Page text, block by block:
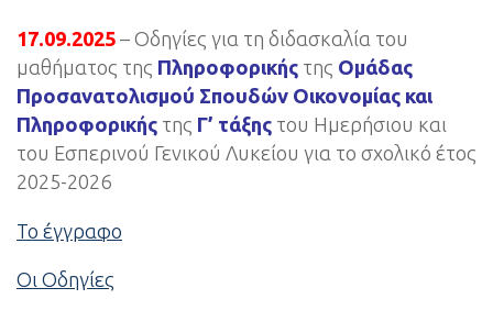
17.09.2025 – Οδηγίες για τη διδασκαλία του
μαθήματος της Πληροφορικής της Ομάδας
Προσανατολισμού Σπουδών Οικονομίας και
Πληροφορικής της Γ’ τάξης του Ημερήσιου και
του Εσπερινού Γενικού Λυκείου για το σχολικό έτος
2025-2026
Το έγγραφο
Οι Οδηγίες